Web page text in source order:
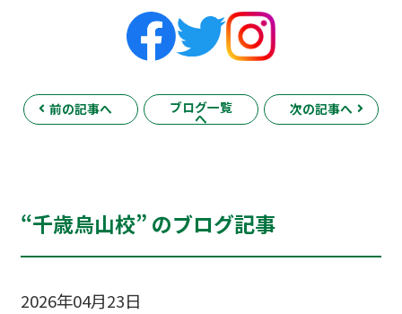
前の記事へ ブログ一覧
へ
次の記事へ
“千歳烏山校” のブログ記事
2026年04月23日